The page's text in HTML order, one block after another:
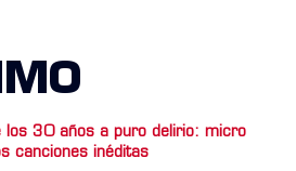
los 30 años a puro delirio: micro
canciones inéditas